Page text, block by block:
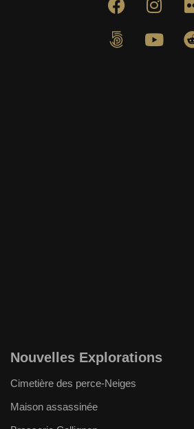
Nouvelles Explorations
Cimetière des perce-Neiges
Maison assassinée